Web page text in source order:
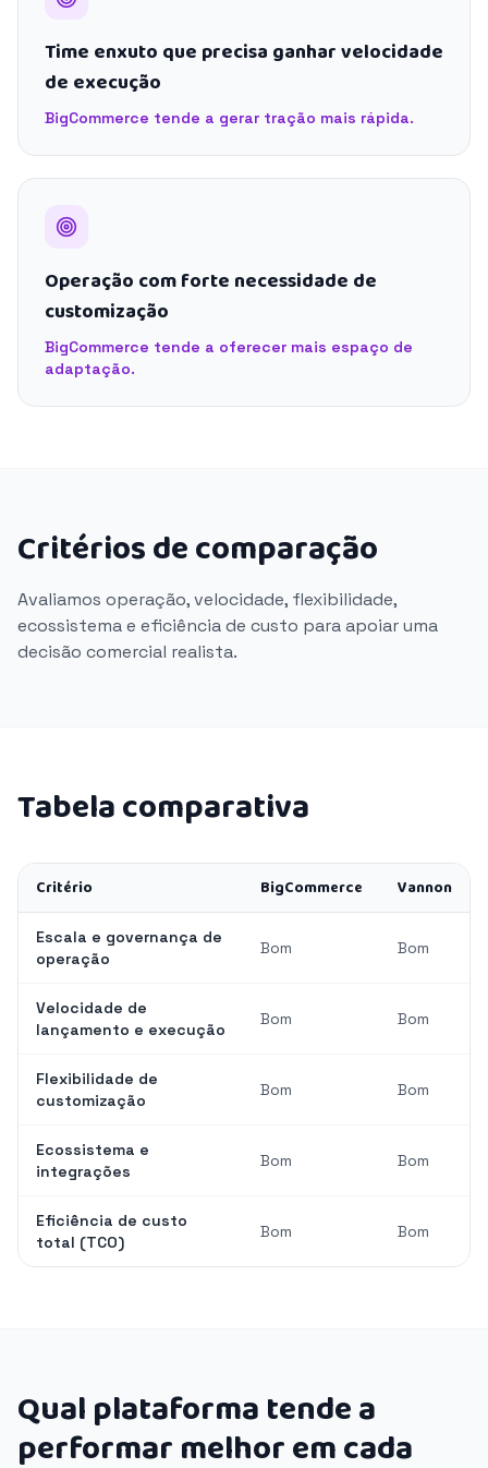
Time enxuto que precisa ganhar velocidade
de execução
BigCommerce tende a gerar tração mais rápida.
Operação com forte necessidade de
customização
BigCommerce tende a oferecer mais espaço de
adaptação.
Critérios de comparação
Avaliamos operação, velocidade, flexibilidade,
ecossistema e eficiência de custo para apoiar uma
decisão comercial realista.
Tabela comparativa
Critério BigCommerce Vannon
Escala e governança de
operação
Bom Bom
Velocidade de
lançamento e execução
Bom Bom
Flexibilidade de
customização
Bom Bom
Ecossistema e
integrações
Bom Bom
Eficiência de custo
total (TCO)
Bom Bom
Qual plataforma tende a
performar melhor em cada